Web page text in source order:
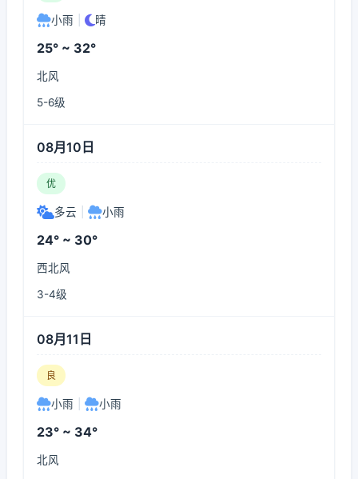
小雨 晴
25° ~ 32°
北风
5-6级
08月10日
优
多云 小雨
24° ~ 30°
西北风
3-4级
08月11日
良
小雨 小雨
23° ~ 34°
北风